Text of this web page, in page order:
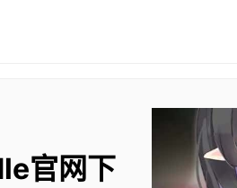
官网下